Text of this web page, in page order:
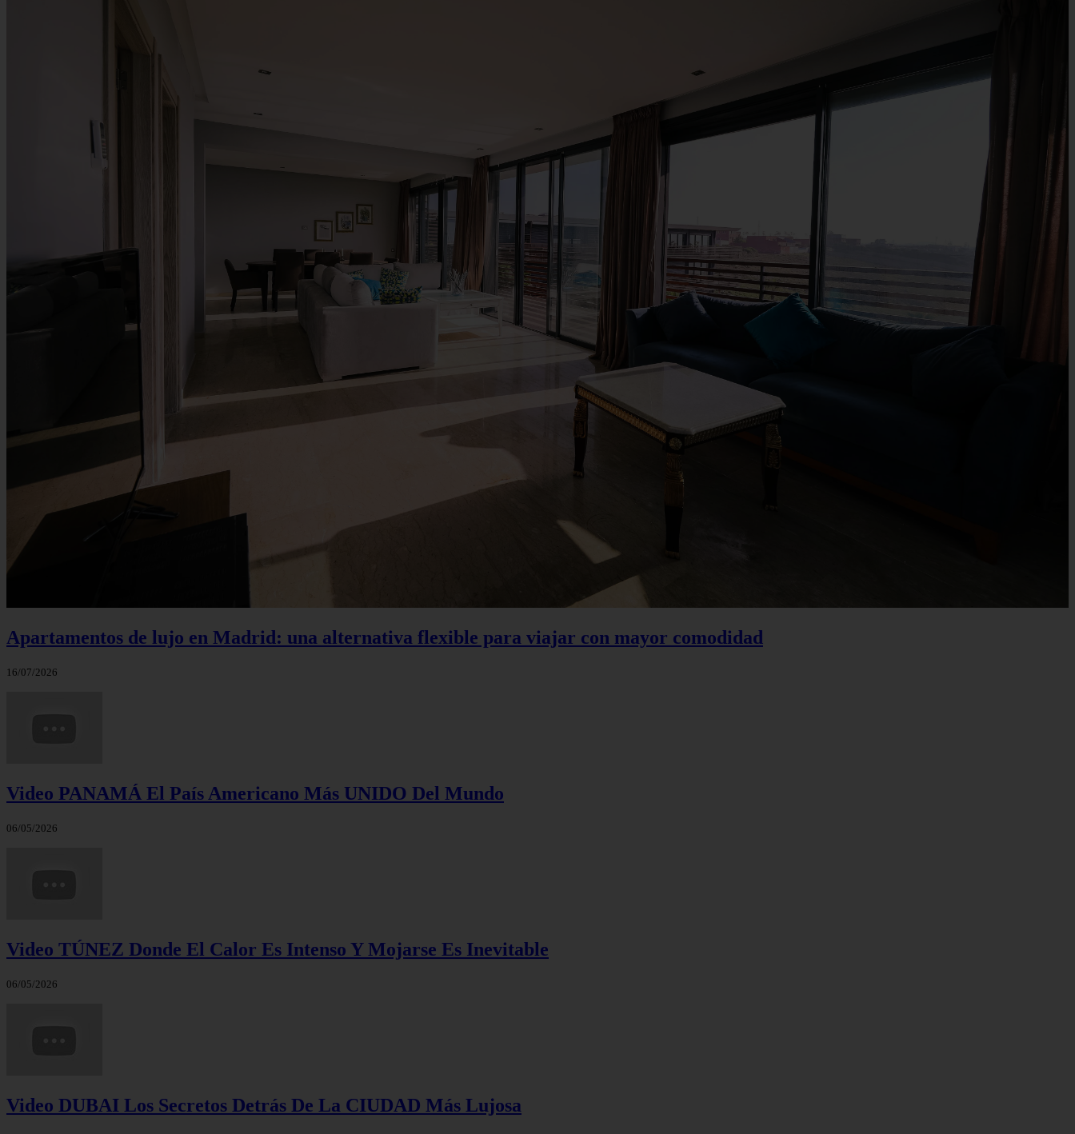
Apartamentos de lujo en Madrid: una alternativa flexible para viajar con mayor comodidad
16/07/2026
Video PANAMÁ El País Americano Más UNIDO Del Mundo
06/05/2026
Video TÚNEZ Donde El Calor Es Intenso Y Mojarse Es Inevitable
06/05/2026
Video DUBAI Los Secretos Detrás De La CIUDAD Más Lujosa